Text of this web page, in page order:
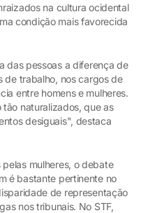
na cultura ocidental
condição mais favorecida
das pessoas a diferença de
de trabalho, nos cargos de
entre homens e mulheres.
tão naturalizados, que as
desiguais", destaca
mulheres, o debate
é bastante pertinente no
de representação
nos tribunais. No STF,